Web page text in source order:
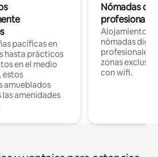
pacíficas en
hasta prácticos
en el medio
estos
amueblados
amenidades
Nómadas
Alojamientos
nómadas
profesionales
zonas
con wifi.